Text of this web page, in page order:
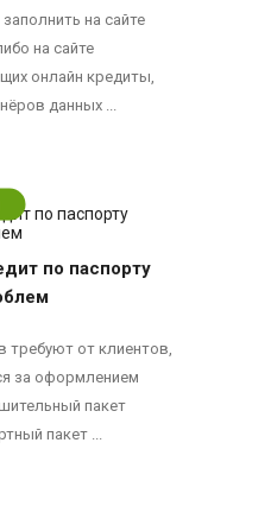
на сайте
на сайте
онлайн кредиты,
данных ...
по паспорту
требуют от клиентов,
за оформлением
пакет
пакет ...